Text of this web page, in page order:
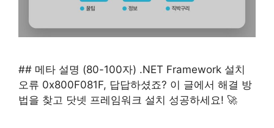
## 메타 설명 (80-100자) .NET Framework 설치
오류 0x800F081F, 답답하셨죠? 이 글에서 해결 방
법을 찾고 닷넷 프레임워크 설치 성공하세요! 🚀